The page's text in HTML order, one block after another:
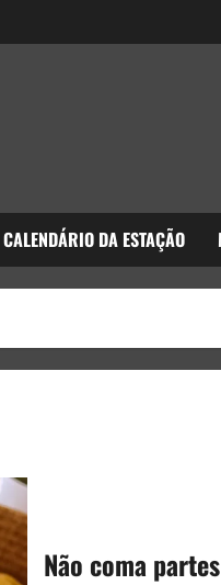
CALENDÁRIO DA ESTAÇÃO
Não coma